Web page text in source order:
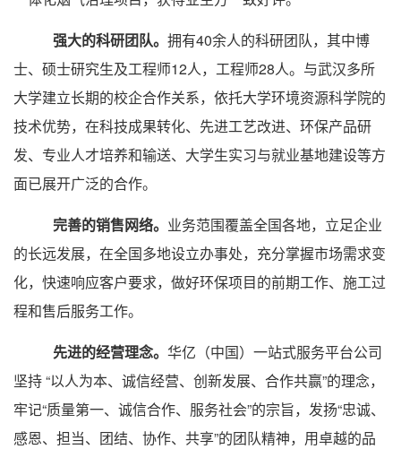
强大的科研团队。 拥有40余人的科研团队，其中博
士、硕士研究生及工程师12人，工程师28人。与武汉多所
大学建立长期的校企合作关系，依托大学环境资源科学院的
技术优势，在科技成果转化、先进工艺改进、环保产品研
发、专业人才培养和输送、大学生实习与就业基地建设等方
面已展开广泛的合作。
完善的销售网络。 业务范围覆盖全国各地，立足企业
的长远发展，在全国多地设立办事处，充分掌握市场需求变
化，快速响应客户要求，做好环保项目的前期工作、施工过
程和售后服务工作。
先进的经营理念。 华亿（中国）一站式服务平台公司
坚持 “以人为本、诚信经营、创新发展、合作共赢”的理念，
牢记“质量第一、诚信合作、服务社会”的宗旨，发扬“忠诚、
感恩、担当、团结、协作、共享”的团队精神，用卓越的品